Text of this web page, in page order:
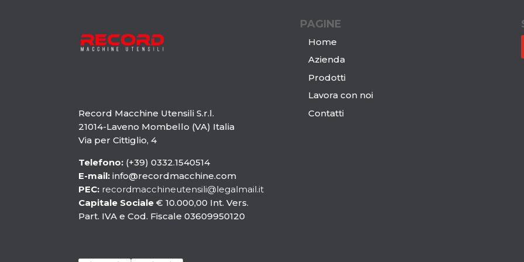
Record Macchine Utensili S.r.l.
21014-Laveno Mombello (VA) Italia
Via per Cittiglio, 4
Telefono: (+39) 0332.1540514
E-mail: info@recordmacchine.com
PEC: recordmacchineutensili@legalmail.it
Capitale Sociale € 10.000,00 Int. Vers.
Part. IVA e Cod. Fiscale 03609950120
PAGINE
Home
Azienda
Prodotti
Lavora con noi
Contatti